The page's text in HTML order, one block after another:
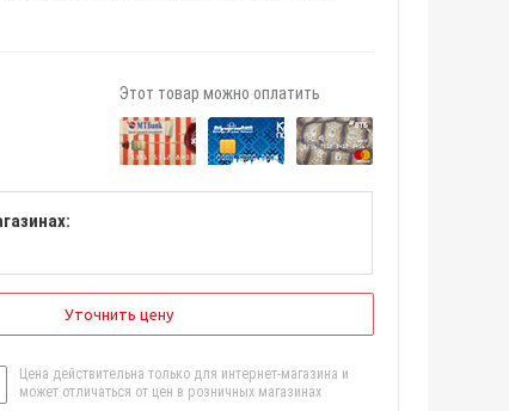
Этот товар можно оплатить
Уточнить цену
Цена действительна только для интернет-магазина и
может отличаться от цен в розничных магазинах